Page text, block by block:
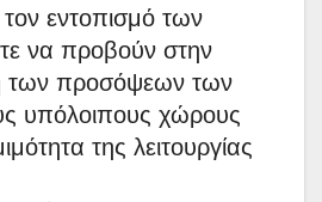
τον εντοπισμό των
να προβούν στην
των προσόψεων των
υπόλοιπους χώρους
της λειτουργίας